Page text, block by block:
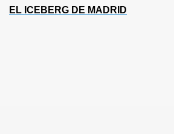
EL ICEBERG DE MADRID